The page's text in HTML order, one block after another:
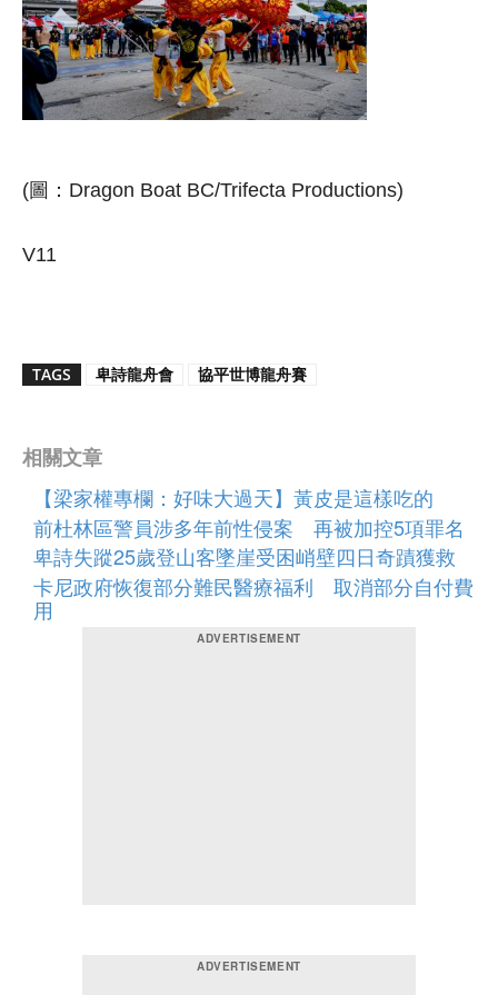
(圖：Dragon Boat BC/Trifecta Productions)
V11
TAGS 卑詩龍舟會 協平世博龍舟賽
相關文章
【梁家權專欄：好味大過天】黃皮是這樣吃的
前杜林區警員涉多年前性侵案 再被加控5項罪名
卑詩失蹤25歲登山客墜崖受困峭壁四日奇蹟獲救
卡尼政府恢復部分難民醫療福利 取消部分自付費
用